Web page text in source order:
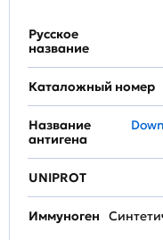
Русское
название
Каталожный номер
Название
антигена
UNIPROT
Иммуноген